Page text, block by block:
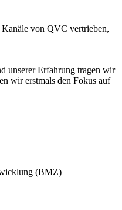
von QVC vertrieben,
unserer Erfahrung tragen wir
wir erstmals den Fokus auf
(BMZ)